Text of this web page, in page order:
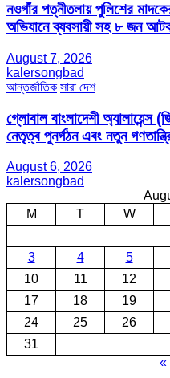
নওগাঁর পত্নীতলায় পুলিশের
অভিযানে ব্যবসায়ী সহ ৮ জন
August 7, 2026
kalersongbad
আন্তর্জাতিক সারা দেশ
গ্লোবাল বাংলাদেশী অ্যালায়েন্স
নেতৃত্ব পুনর্গঠন এবং নতুন
August 6, 2026
kalersongbad
M
T W
3
4 5
10
11 12
17
18 19
24
25 26
31
«